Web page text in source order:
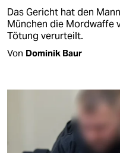
Das Gericht hat den
München die Mordwaffe
Tötung verurteilt.
Von Dominik Baur